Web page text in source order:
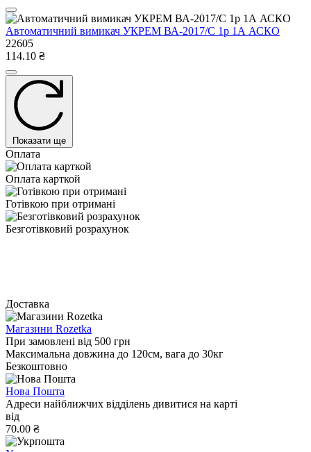
Автоматичний вимикач УКРЕМ ВА-2017/С 1р 1А АСКО
22605
114.10 ₴
Показати ще
Оплата
Оплата карткой
Готівкою при отримані
Безготівковий розрахунок
Доставка
Магазини Rozetka
При замовлені від 500 грн
Максимальна довжина до 120см, вага до 30кг
Безкоштовно
Нова Пошта
Адреси найближчих відділень дивитися на карті
від
70.00 ₴